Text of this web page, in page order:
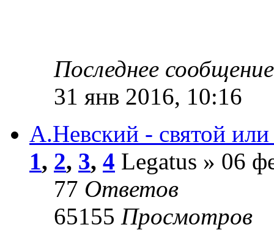
Последнее
31 янв 2016, 10:16
А.Невский - святой или
1, 2, 3, 4 Legatus » 06
77 Ответов
65155 Просмотров